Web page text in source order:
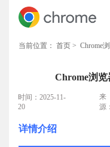
当前位置： 首页 > Chrome
Chrome浏
时间：2025-11-
20
来
源：
详情介绍